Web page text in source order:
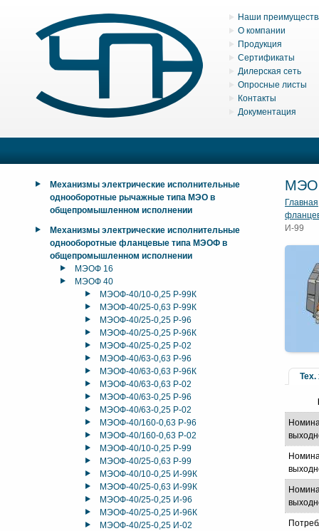
Наши
О компании
Продукция
Сертификаты
Дилерская сеть
Опросные листы
Контакты
Документация
Механизмы электрические исполнительные
однооборотные рычажные типа МЭО в
общепромышленном исполнении
Механизмы электрические исполнительные
однооборотные фланцевые типа МЭОФ в
общепромышленном исполнении
МЭОФ 16
МЭОФ 40
МЭОФ-40/10-0,25 Р-99К
МЭОФ-40/25-0,63 Р-99К
МЭОФ-40/25-0,25 Р-96
МЭОФ-40/25-0,25 Р-96К
МЭОФ-40/25-0,25 Р-02
МЭОФ-40/63-0,63 Р-96
МЭОФ-40/63-0,63 Р-96К
МЭОФ-40/63-0,63 Р-02
МЭОФ-40/63-0,25 Р-96
МЭОФ-40/63-0,25 Р-02
МЭОФ-40/160-0,63 Р-96
МЭОФ-40/160-0,63 Р-02
МЭОФ-40/10-0,25 Р-99
МЭОФ-40/25-0,63 Р-99
МЭОФ-40/10-0,25 И-99К
МЭОФ-40/25-0,63 И-99К
МЭОФ-40/25-0,25 И-96
МЭОФ-40/25-0,25 И-96К
МЭОФ-40/25-0,25 И-02
Главная
И-99
Тех.